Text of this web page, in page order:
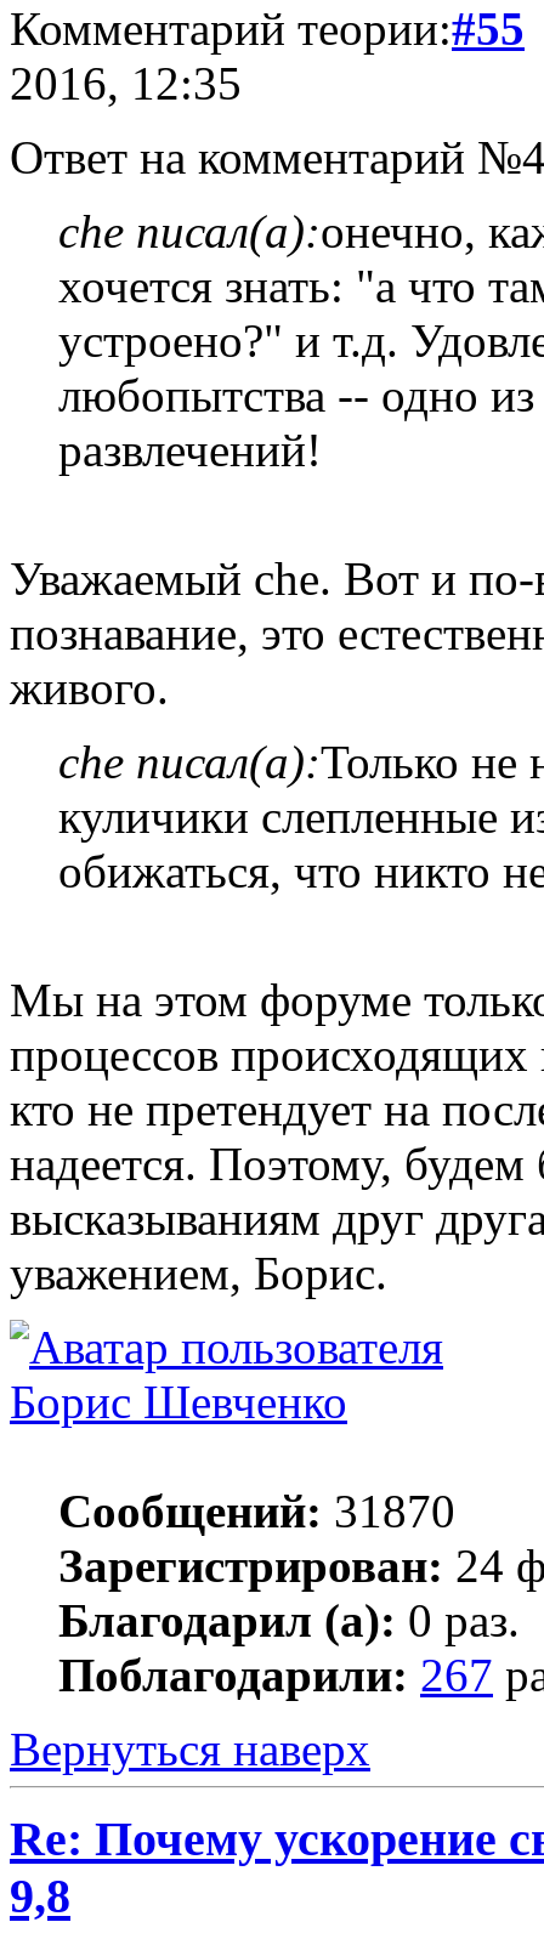
Комментарий теории:#55
2016, 12:35
Ответ на комментарий
che писал(а):онечно,
хочется знать: "а что
устроено?" и т.д.
любопытства -- одно
развлечений!
Уважаемый che. Вот и
познавание, это
живого.
che писал(а):Только не
куличики слепленные
обижаться, что никто
Мы на этом форуме
процессов
кто не претендует на
надеется. Поэтому, будем
высказываниям друг
уважением, Борис.
Борис Шевченко
Сообщений: 31870
Зарегистрирован: 24
Благодарил (а): 0 раз.
Поблагодарили: 267
Вернуться наверх
Re: Почему ускорение
9,8